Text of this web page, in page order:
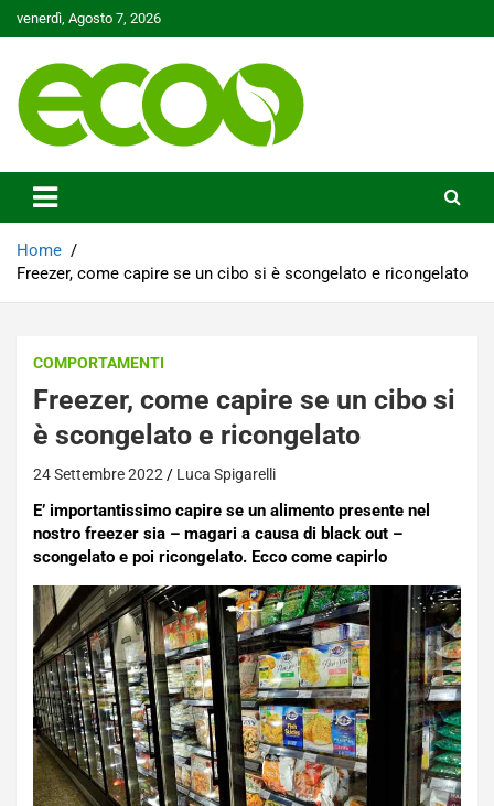
to
venerdì, Agosto 7, 2026
Ecoo.it
Home
Freezer, come capire se un cibo si è scongelato e ricongelato
COMPORTAMENTI
Freezer, come capire se un cibo si
è scongelato e ricongelato
24 Settembre 2022 Luca Spigarelli
E’ importantissimo capire se un alimento presente nel
nostro freezer sia – magari a causa di black out –
scongelato e poi ricongelato. Ecco come capirlo